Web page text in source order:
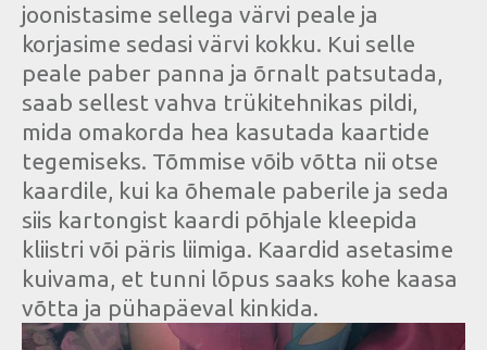
joonistasime sellega värvi peale ja
korjasime sedasi värvi kokku. Kui selle
peale paber panna ja õrnalt patsutada,
saab sellest vahva trükitehnikas pildi,
mida omakorda hea kasutada kaartide
tegemiseks. Tõmmise võib võtta nii otse
kaardile, kui ka õhemale paberile ja seda
siis kartongist kaardi põhjale kleepida
kliistri või päris liimiga. Kaardid asetasime
kuivama, et tunni lõpus saaks kohe kaasa
võtta ja pühapäeval kinkida.